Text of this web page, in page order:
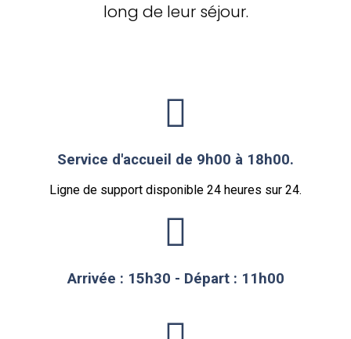
long de leur séjour.
Service d'accueil de 9h00 à 18h00.
Ligne de support disponible 24 heures sur 24.
Arrivée : 15h30 - Départ : 11h00